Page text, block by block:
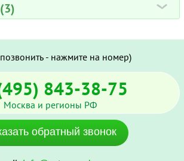
›
- нажмите на номер)
843-38-75
Москва и регионы РФ
обратный звонок